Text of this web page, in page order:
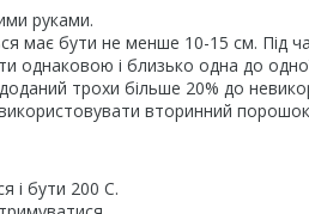
руками.
має бути не менше 10-15 см. Під
однаковою і близько одна до
трохи більше 20% до
вторинний
і бути 200 С.